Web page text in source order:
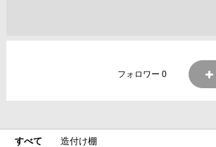
フォロワー0
すべて 造付け棚